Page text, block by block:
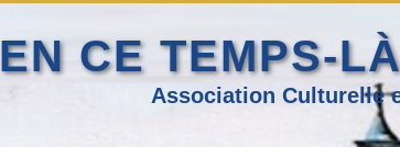
EN CE TEMPS-
Association Culturelle